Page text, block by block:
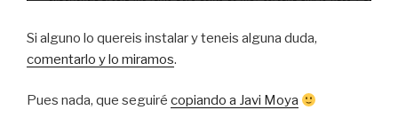
Si alguno lo quereis instalar y teneis alguna duda,
comentarlo y lo miramos.
Pues nada, que seguiré copiando a Javi Moya